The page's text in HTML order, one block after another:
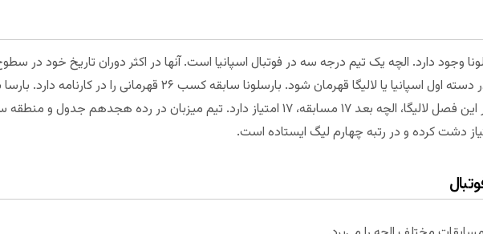
وجود دارد. الچه یک تیم درجه سه در فوتبال اسپانیا است. آنها در اکثر دوران تاریخ خود در
فوتبال بازی کرده اند. الچه هرگز نتوانسته در دسته اول اسپانیا یا لالیگا قهرمان شود. بارسلونا سابقه کسب ۲۶
مادرید، دومین تیم پرافتخار کشور است. در این فصل لالیگا، الچه بعد ۱۷ مسابقه، ۱۷ امتیاز دارد. تیم میزبان در رده هجدهم